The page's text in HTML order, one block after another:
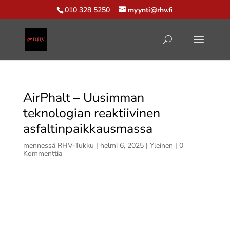
010 328 5250 myynti@rhv.fi
AirPhalt – Uusimman
teknologian reaktiivinen
asfaltinpaikkausmassa
mennessä RHV-Tukku | helmi 6, 2025| Yleinen | 0
Kommenttia